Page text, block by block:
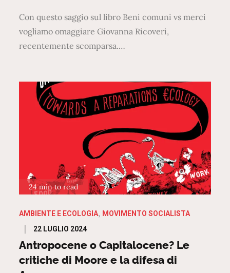
Con questo saggio sul libro Beni comuni vs merci
vogliamo omaggiare Giovanna Ricoveri,
recentemente scomparsa.…
24 min to read
AMBIENTE E ECOLOGIA MOVIMENTO SOCIALISTA
Posted
on
22 LUGLIO 2024
Antropocene o Capitalocene? Le
critiche di Moore e la difesa di